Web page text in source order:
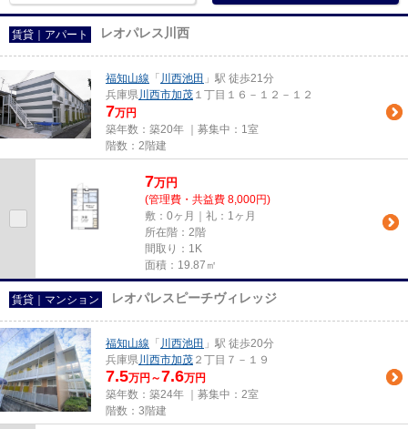
賃貸｜アパート レオパレス川西
福知山線 「 川西池田 」駅 徒歩21分
兵庫県川西市加茂 １丁目１６－１２－１２
7万円
築年数：築20年 ｜募集中： 1室
階数：2階建
7万円
(管理費・共益費 8,000円)
敷：0ヶ月｜礼：1ヶ月
所在階：2階
間取り：1K
面積：19.87㎡
賃貸｜マンション レオパレスピーチヴィレッジ
福知山線 「 川西池田 」駅 徒歩20分
兵庫県川西市加茂 ２丁目７－１９
7.5万円～7.6万円
築年数：築24年 ｜募集中： 2室
階数：3階建